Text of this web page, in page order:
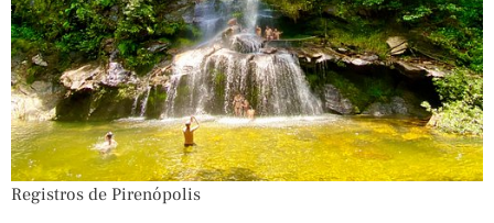
Registros de Pirenópolis